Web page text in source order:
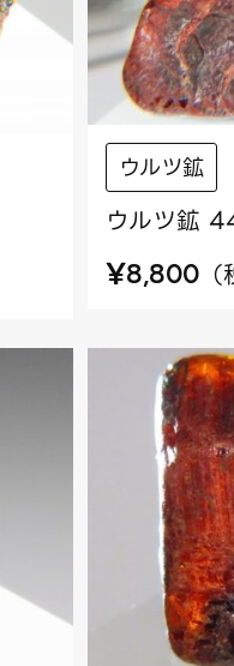
ウルツ鉱
ウルツ鉱
¥8,800 （